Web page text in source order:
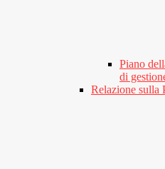
Piano
di
Relazione sulla